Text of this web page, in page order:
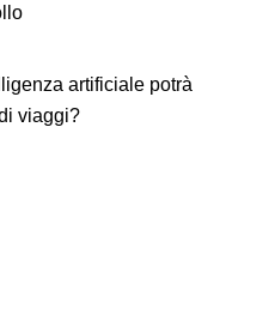
artificiale potrà
viaggi?